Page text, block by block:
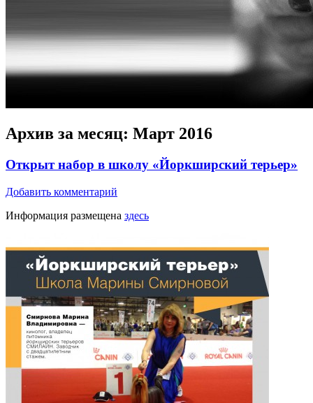
Архив за месяц: Март 2016
Открыт набор в школу «Йоркширский терьер»
Добавить комментарий
Информация размещена здесь